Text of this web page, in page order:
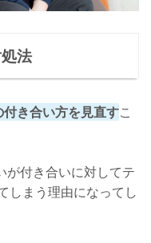
法
付き合い方を見直すこ
付き合いに対してテ
しまう理由になってし